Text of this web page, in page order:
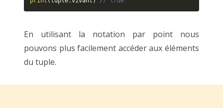
En utilisant la notation par point nous
pouvons plus facilement accéder aux éléments
du tuple.